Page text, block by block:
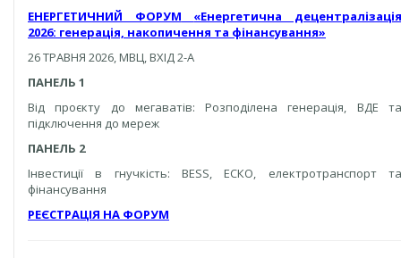
ЕНЕРГЕТИЧНИЙ ФОРУМ
«Енергетична
2026: генерація, накопичення та фінансування»
26 ТРАВНЯ 2026, МВЦ, ВХІД 2-А
ПАНЕЛЬ 1
Від проєкту до мегаватів: Розподілена генерація, ВДЕ та
підключення до мереж
ПАНЕЛЬ 2
Інвестиції в гнучкість: BESS, ЕСКО, електротранспорт та
фінансування
РЕЄСТРАЦІЯ НА ФОРУМ